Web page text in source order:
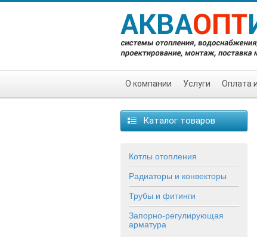
О компании Услуги Оплата
Каталог товаров
Котлы отопления
Радиаторы и конвекторы
Трубы и фитинги
Запорно-регулирующая
арматура